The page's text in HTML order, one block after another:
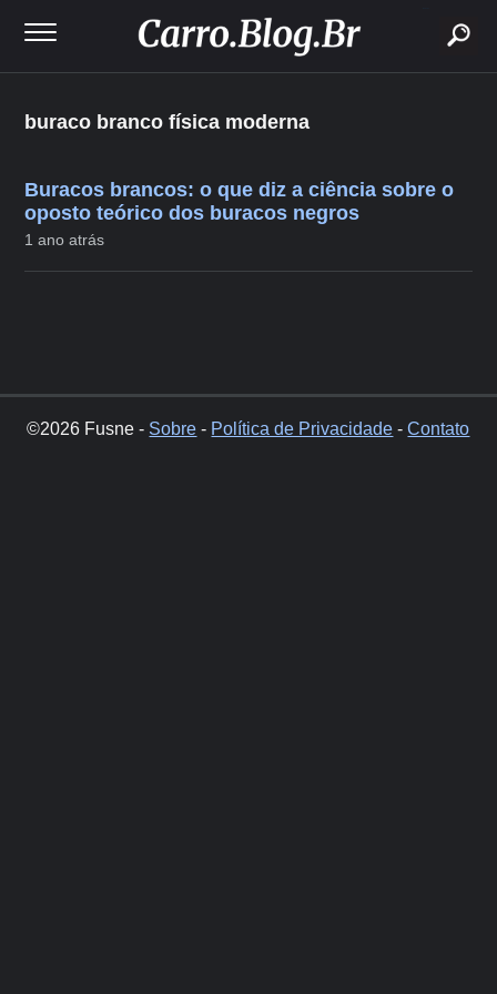
buraco branco física moderna
Buracos brancos: o que diz a ciência sobre o
oposto teórico dos buracos negros
1 ano atrás
©2026 Fusne - Sobre - Política de Privacidade -Contato